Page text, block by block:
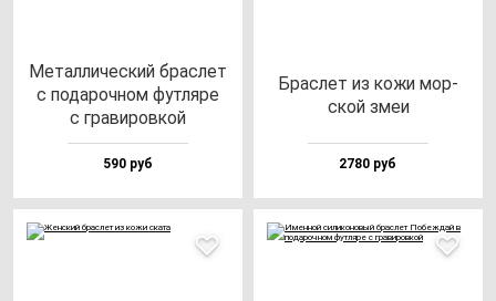
Метал­ли­чес­кий брас­лет
с по­да­роч­ном фут­ля­ре
с гра­ви­ров­кой
590 руб
Брас­лет из ко­жи мор­
ской змеи
2780 руб